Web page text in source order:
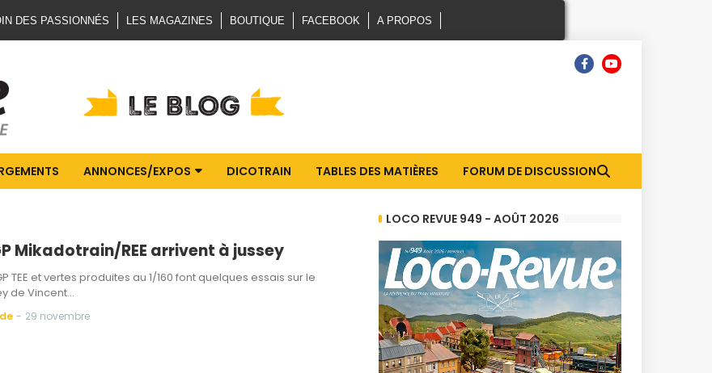
DES PASSIONNÉS LES MAGAZINES BOUTIQUE FACEBOOK A PROPOS
ANNONCES/EXPOS DICOTRAIN TABLES DES MATIÈRES FORUM DE DISCUSSION
Mikadotrain/REE arrivent à jussey
TEE et vertes produites au 1/160 font quelques essais sur le
de Vincent…
- 29 novembre
LOCO REVUE 949 - AOÛT 2026